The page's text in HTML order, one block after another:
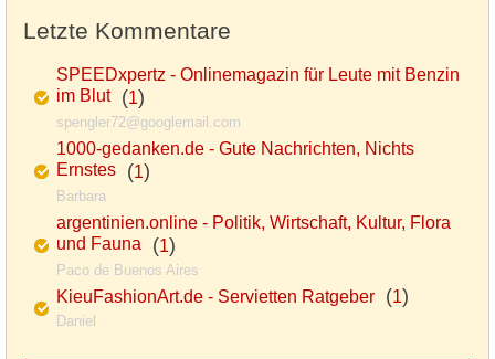
Letzte Kommentare
SPEEDxpertz - Onlinemagazin für Leute mit Benzin
im Blut(1)
spengler72@googlemail.com
1000-gedanken.de - Gute Nachrichten, Nichts
Ernstes (1)
Barbara
argentinien.online - Politik, Wirtschaft, Kultur, Flora
und Fauna (1)
Paco de Buenos Aires
KieuFashionArt.de - Servietten Ratgeber (1)
Daniel